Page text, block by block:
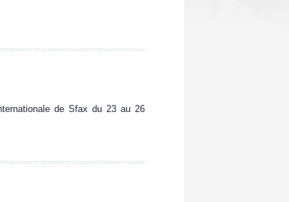
de Sfax du 23 au 26